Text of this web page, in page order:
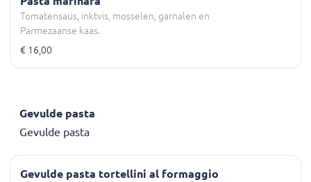
Tomatensaus, inktvis, mosselen, garnalen en
Parmezaanse kaas.
€ 16,00
Gevulde pasta
Gevulde pasta
Gevulde pasta tortellini al formaggio